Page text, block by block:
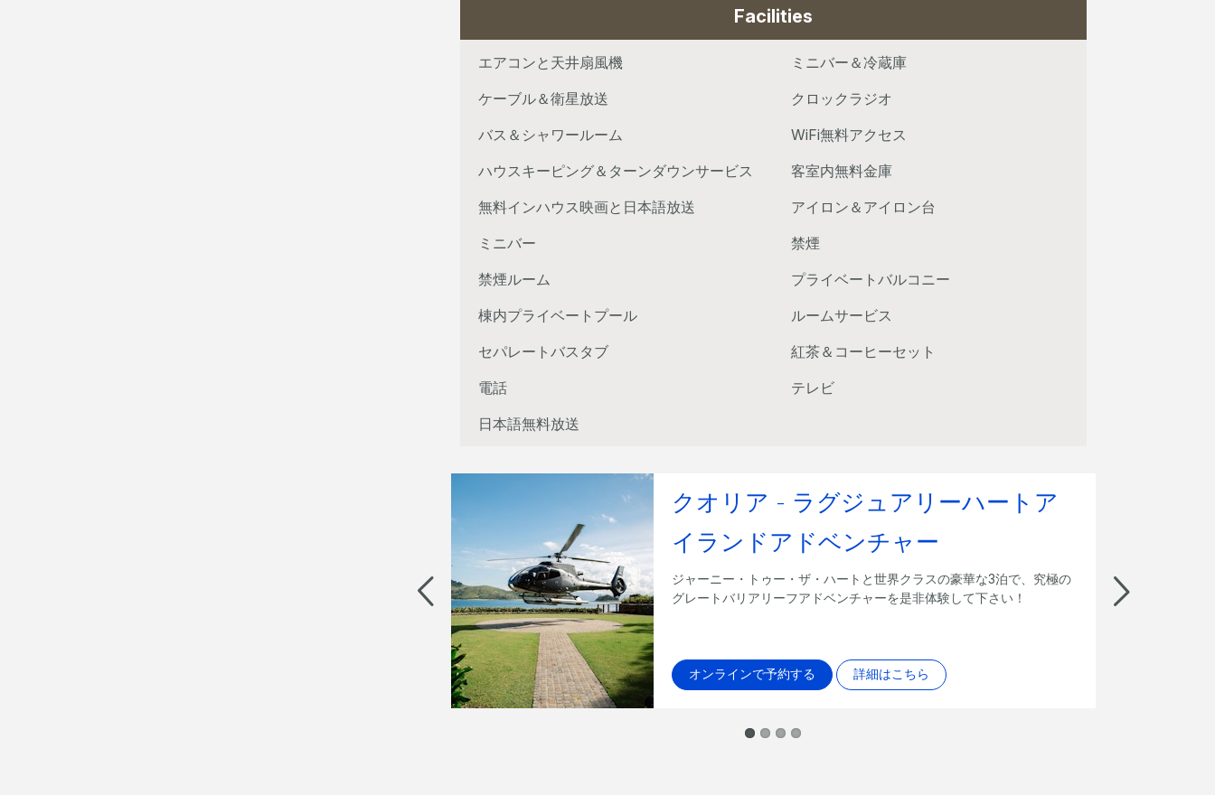
Facilities
エアコンと天井扇風機
ミニバー＆冷蔵庫
ケーブル＆衛星放送
クロックラジオ
バス＆シャワールーム
WiFi無料アクセス
ハウスキーピング＆ターンダウンサービス
客室内無料金庫
無料インハウス映画と日本語放送
アイロン＆アイロン台
ミニバー
禁煙
禁煙ルーム
プライベートバルコニー
棟内プライベートプール
ルームサービス
セパレートバスタブ
紅茶＆コーヒーセット
電話
テレビ
日本語無料放送
クオリア - ラグジュアリーハートア
イランドアドベンチャー
ジャーニー・トゥー・ザ・ハートと世界クラスの豪華な3泊で、究極の
グレートバリアリーフアドベンチャーを是非体験して下さい！
オンラインで予約する 詳細はこちら